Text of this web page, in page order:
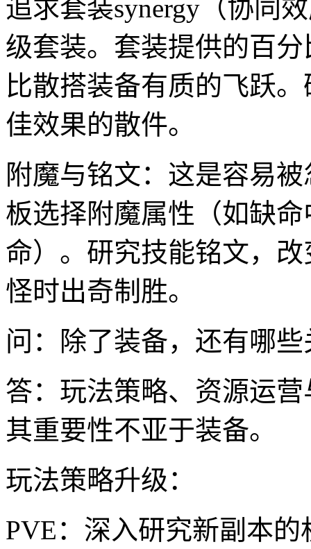
追求套装synergy（协同
级套装。套装提供的百
比散搭装备有质的飞跃
佳效果的散件。
附魔与铭文：这是容易
板选择附魔属性（如缺
命）。研究技能铭文，
怪时出奇制胜。
问：除了装备，还有哪
答：玩法策略、资源运
其重要性不亚于装备。
玩法策略升级：
PVE：深入研究新副本